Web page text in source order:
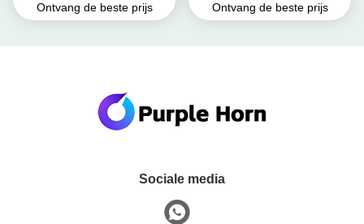
Signaal, Manpack-Signaal
Ontvang de beste prijs
hoge Machtsrugzak Grootte
Ontvang de beste prijs
Sociale media